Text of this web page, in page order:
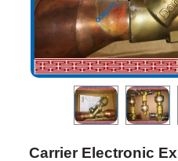
Carrier Electronic